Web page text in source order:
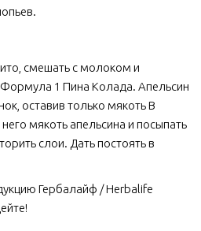
смешать с молоком и
1 Пина Колада. Апельсин
оставив только мякоть В
мякоть апельсина и посыпать
слои. Дать постоять в
Гербалайф / Herbalife